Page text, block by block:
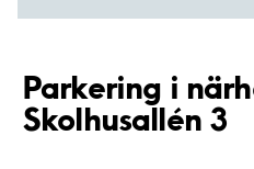
Parkering i
Skolhusallén 3